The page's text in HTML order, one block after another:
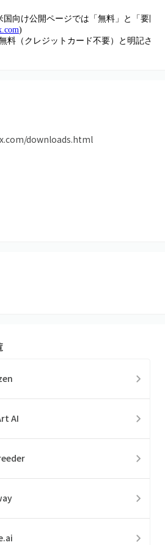
国向け公開ページでは「無料」と「要問
)
料（クレジットカード不要）と明記され
downloads.html
AI